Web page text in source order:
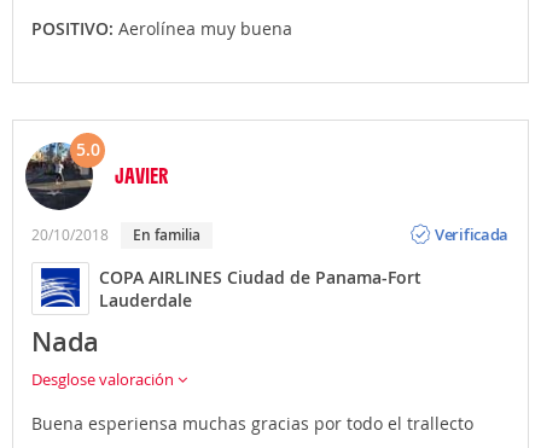
POSITIVO: Aerolínea muy buena
5.0
JAVIER
20/10/2018 En familia
Verificada
COPA AIRLINES Ciudad de Panama-Fort
Lauderdale
Nada
Desglose valoración
Buena esperiensa muchas gracias por todo el trallecto